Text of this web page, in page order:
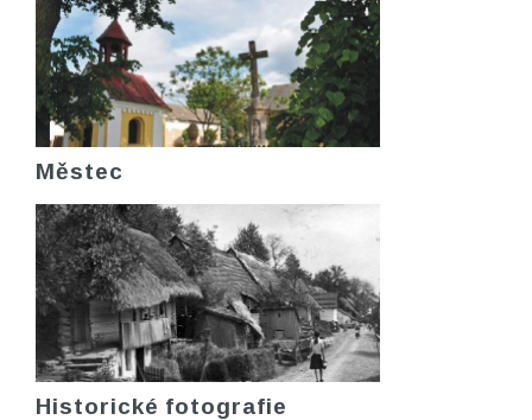
Městec
Historické fotografie